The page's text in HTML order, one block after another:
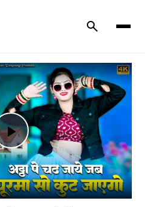
search
Play
Video